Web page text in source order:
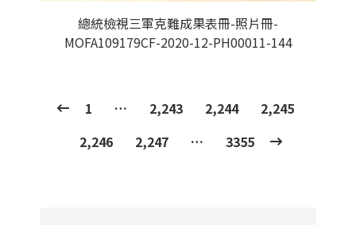
總統檢視三軍克難成果表冊-照片冊-
MOFA109179CF-2020-12-PH00011-144
1 … 2,243 2,244
2,245
2,246
2,247 … 3355